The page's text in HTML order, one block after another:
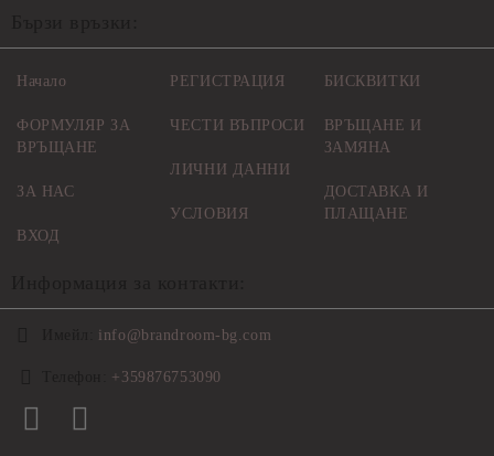
Начало
ФОРМУЛЯР ЗА
ВРЪЩАНЕ
ЗА НАС
ВХОД
РЕГИСТРАЦИЯ
ЧЕСТИ ВЪПРОСИ
ЛИЧНИ ДАННИ
УСЛОВИЯ
БИСКВИТКИ
ВРЪЩАНЕ И
ЗАМЯНА
ДОСТАВКА И
ПЛАЩАНЕ
info@brandroom-bg.com
+359876753090